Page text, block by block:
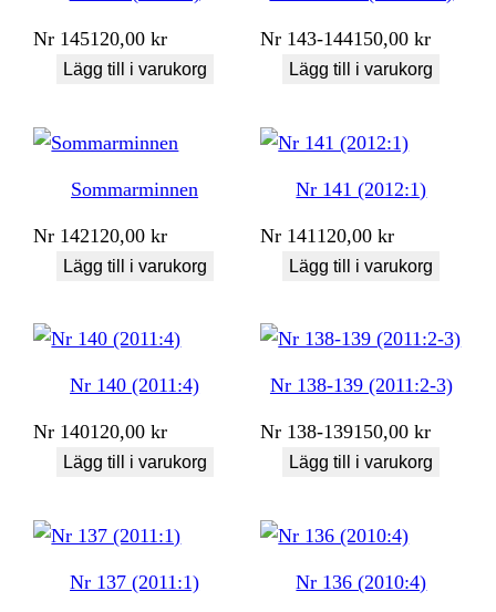
Nr 145120,00kr
Lägg till i varukorg
Nr 143-144150,00kr
Lägg till i varukorg
Sommarminnen
Nr 142120,00kr
Lägg till i varukorg
Nr 141 (2012:1)
Nr 141 120,00kr
Lägg till i varukorg
Nr 140 (2011:4)
Nr 140120,00kr
Lägg till i varukorg
Nr 138-139 (2011:2-3)
Nr 138-139150,00kr
Lägg till i varukorg
Nr 137 (2011:1) Nr 136 (2010:4)